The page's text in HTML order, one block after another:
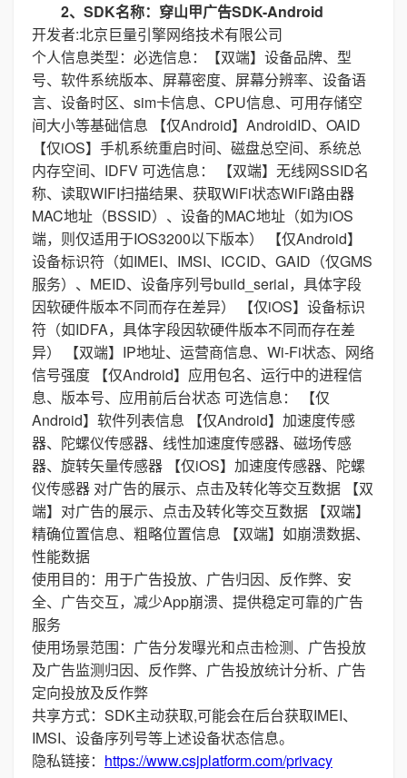
2、SDK名称：穿山甲广告SDK-Android
开发者:北京巨量引擎网络技术有限公司
个人信息类型：必选信息：【双端】设备品牌、型
号、软件系统版本、屏幕密度、屏幕分辨率、设备语
言、设备时区、sim卡信息、CPU信息、可用存储空
间大小等基础信息 【仅Android】AndroidID、OAID
【仅iOS】手机系统重启时间、磁盘总空间、系统总
内存空间、IDFV 可选信息： 【双端】无线网SSID名
称、读取WIFI扫描结果、获取WiFi状态WiFi路由器
MAC地址（BSSID）、设备的MAC地址（如为iOS
端，则仅适用于IOS3200以下版本） 【仅Android】
设备标识符（如IMEI、IMSI、ICCID、GAID（仅GMS
服务）、MEID、设备序列号build_serial，具体字段
因软硬件版本不同而存在差异） 【仅iOS】设备标识
符（如IDFA，具体字段因软硬件版本不同而存在差
异） 【双端】IP地址、运营商信息、Wi-Fi状态、网络
信号强度 【仅Android】应用包名、运行中的进程信
息、版本号、应用前后台状态 可选信息： 【仅
Android】软件列表信息 【仅Android】加速度传感
器、陀螺仪传感器、线性加速度传感器、磁场传感
器、旋转矢量传感器 【仅iOS】加速度传感器、陀螺
仪传感器 对广告的展示、点击及转化等交互数据 【双
端】对广告的展示、点击及转化等交互数据 【双端】
精确位置信息、粗略位置信息 【双端】如崩溃数据、
性能数据
使用目的：用于广告投放、广告归因、反作弊、安
全、广告交互，减少App崩溃、提供稳定可靠的广告
服务
使用场景范围：广告分发曝光和点击检测、广告投放
及广告监测归因、反作弊、广告投放统计分析、广告
定向投放及反作弊
共享方式：SDK主动获取,可能会在后台获取IMEI、
IMSI、设备序列号等上述设备状态信息。
隐私链接： https://www.csjplatform.com/privacy